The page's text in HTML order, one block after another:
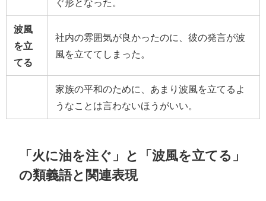
ぐ形となった。
波風
を立
てる
社内の雰囲気が良かったのに、彼の発言が波
風を立ててしまった。
家族の平和のために、あまり波風を立てるよ
うなことは言わないほうがいい。
「火に油を注ぐ」と「波風を立てる」
の類義語と関連表現